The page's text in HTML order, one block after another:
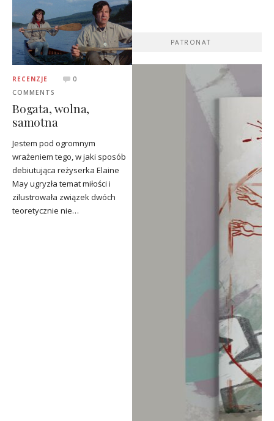
RECENZJE
0
COMMENTS
Bogata, wolna,
samotna
Jestem pod ogromnym
wrażeniem tego, w jaki sposób
debiutująca reżyserka Elaine
May ugryzła temat miłości i
zilustrowała związek dwóch
teoretycznie nie…
PATRONAT